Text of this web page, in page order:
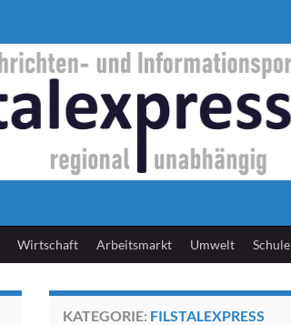
Wirtschaft Arbeitsmarkt Umwelt Schule
KATEGORIE: FILSTALEXPRESS